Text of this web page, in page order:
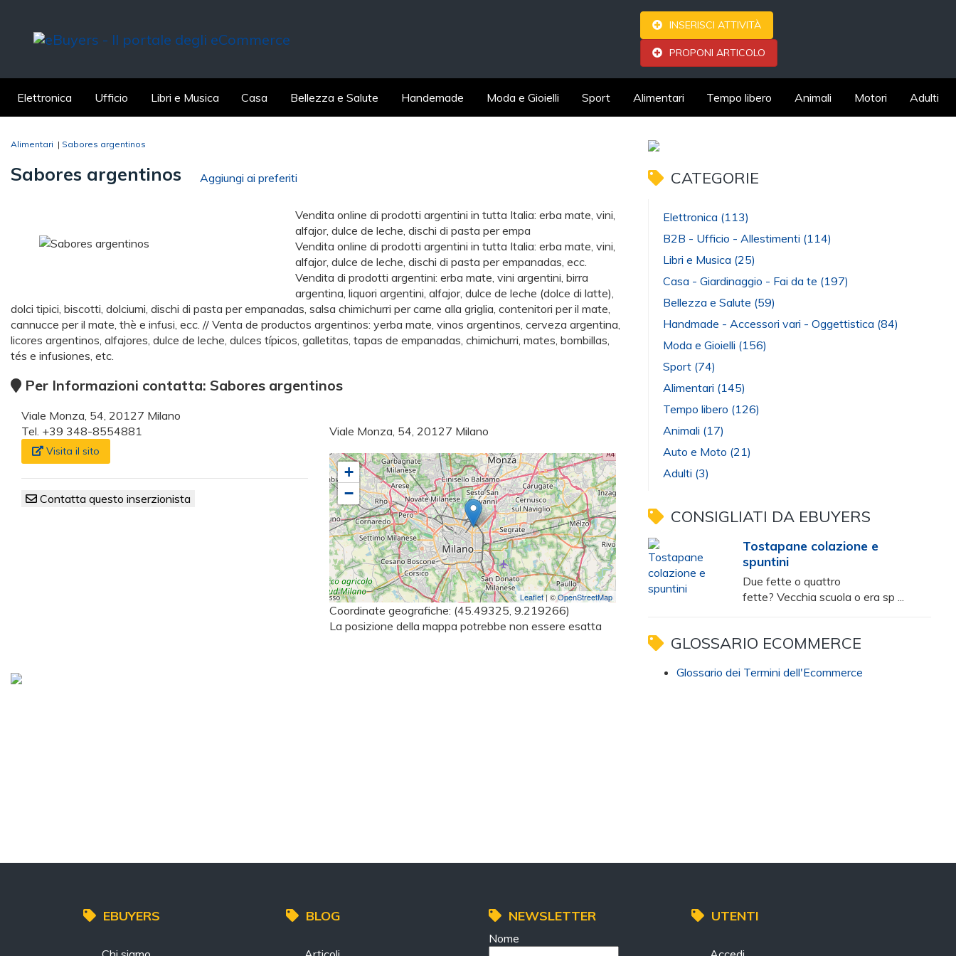
INSERISCI ATTIVITÀ
PROPONI ARTICOLO
Elettronica Ufficio Libri e Musica Casa Bellezza e Salute Handemade Moda e Gioielli Sport Alimentari Tempo libero Animali Motori Adulti
Alimentari | Sabores argentinos
Sabores argentinos Aggiungi ai preferiti
Vendita online di prodotti argentini in tutta Italia: erba mate, vini,
alfajor, dulce de leche, dischi di pasta per empa
Vendita online di prodotti argentini in tutta Italia: erba mate, vini,
alfajor, dulce de leche, dischi di pasta per empanadas, ecc.
Vendita di prodotti argentini: erba mate, vini argentini, birra
argentina, liquori argentini, alfajor, dulce de leche (dolce di latte),
dolci tipici, biscotti, dolciumi, dischi di pasta per empanadas, salsa chimichurri per carne alla griglia, contenitori per il mate,
cannucce per il mate, thè e infusi, ecc. // Venta de productos argentinos: yerba mate, vinos argentinos, cerveza argentina,
licores argentinos, alfajores, dulce de leche, dulces típicos, galletitas, tapas de empanadas, chimichurri, mates, bombillas,
tés e infusiones, etc.
Per Informazioni contatta: Sabores argentinos
Viale Monza, 54, 20127 Milano
Tel. +39 348-8554881
Visita il sito
Contatta questo inserzionista
Viale Monza, 54, 20127 Milano
+
−
Leaflet| ©OpenStreetMap
Coordinate geografiche: (45.49325, 9.219266)
La posizione della mappa potrebbe non essere esatta
CATEGORIE
Elettronica (113)
B2B - Ufficio - Allestimenti (114)
Libri e Musica (25)
Casa - Giardinaggio - Fai da te (197)
Bellezza e Salute (59)
Handmade - Accessori vari - Oggettistica (84)
Moda e Gioielli (156)
Sport (74)
Alimentari (145)
Tempo libero (126)
Animali (17)
Auto e Moto (21)
Adulti (3)
CONSIGLIATI DA EBUYERS
Tostapane colazione e
spuntini
Due fette o quattro
fette? Vecchia scuola o era sp ...
GLOSSARIO ECOMMERCE
Glossario dei Termini dell'Ecommerce
EBUYERS BLOG NEWSLETTER
Nome
UTENTI